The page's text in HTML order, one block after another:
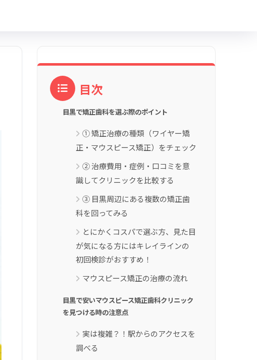
目次
目黒で矯正歯科を選ぶ際のポイント
① 矯正治療の種類（ワイヤー矯
正・マウスピース矯正）をチェック
② 治療費用・症例・口コミを意
識してクリニックを比較する
③ 目黒周辺にある複数の矯正歯
科を回ってみる
とにかくコスパで選ぶ方、見た目
が気になる方にはキレイラインの
初回検診がおすすめ！
マウスピース矯正の治療の流れ
目黒で安いマウスピース矯正歯科クリニック
を見つける時の注意点
実は複雑？！駅からのアクセスを
調べる